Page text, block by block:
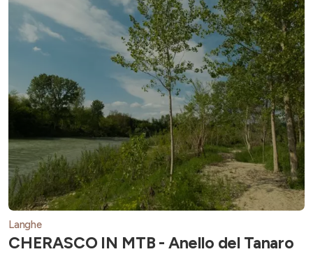
Langhe
CHERASCO IN MTB - Anello del Tanaro